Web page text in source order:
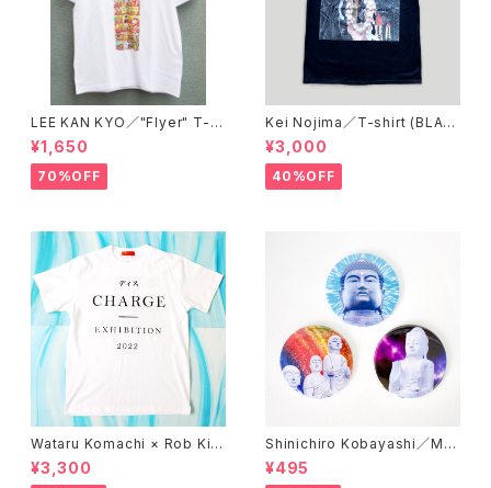
LEE KAN KYO／"Flyer" T-s
hirt
¥1,650
70%OFF
Kei Nojima／T-shirt (BLAC
K)
¥3,000
40%OFF
Wataru Komachi × Rob Kid
ney × A STORE ROBOT／T
-shirts 'DISCHARGE'
¥3,300
Shinichiro Kobayashi／Mirr
or 'DAISHINBUTSU'
¥495